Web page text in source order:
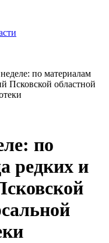
по материалам
Псковской областной
по
редких и